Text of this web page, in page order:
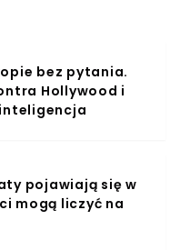
aż o 40%.
dla
dodać, że gra
abonamentu
gry
to połączenie
horroru. Gracze
muszą stawić czoła
gra wymaga
takich ka głód,
w walce ran.
graczom do
bez pytania.
Hollywood i
pojawiają się w
mogą liczyć na